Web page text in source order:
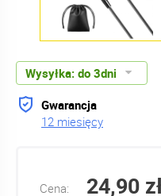
Wysyłka: do 3dni
Gwarancja
12 miesięcy
Cena: 24,90